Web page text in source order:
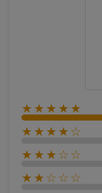
★★★★★
★★★★☆
★★★☆☆
★★☆☆☆